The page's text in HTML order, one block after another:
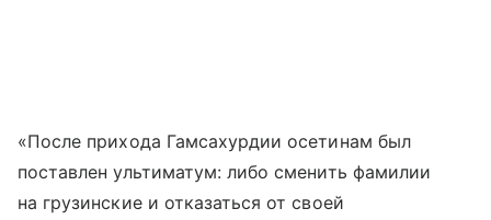
«После прихода Гамсахурдии осетинам был
поставлен ультиматум: либо сменить фамилии
на грузинские и отказаться от своей